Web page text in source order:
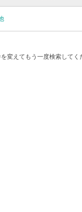
変えてもう一度検索してく